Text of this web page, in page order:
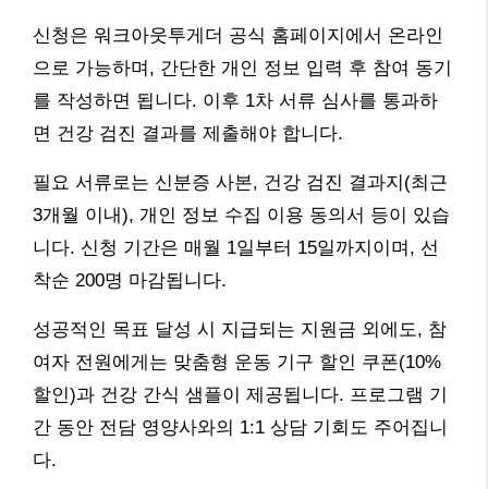
신청은 워크아웃투게더 공식 홈페이지에서 온라인
으로 가능하며, 간단한 개인 정보 입력 후 참여 동기
를 작성하면 됩니다. 이후 1차 서류 심사를 통과하
면 건강 검진 결과를 제출해야 합니다.
필요 서류로는 신분증 사본, 건강 검진 결과지(최근
3개월 이내), 개인 정보 수집 이용 동의서 등이 있습
니다. 신청 기간은 매월 1일부터 15일까지이며, 선
착순 200명 마감됩니다.
성공적인 목표 달성 시 지급되는 지원금 외에도, 참
여자 전원에게는 맞춤형 운동 기구 할인 쿠폰(10%
할인)과 건강 간식 샘플이 제공됩니다. 프로그램 기
간 동안 전담 영양사와의 1:1 상담 기회도 주어집니
다.